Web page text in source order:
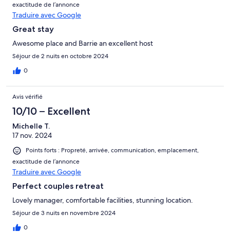
exactitude de l’annonce
Traduire avec Google
Great stay
Awesome place and Barrie an excellent host
Séjour de 2 nuits en octobre 2024
0
Avis vérifié
10/10 – Excellent
Michelle T.
17 nov. 2024
Points forts : Propreté, arrivée, communication, emplacement,
exactitude de l’annonce
Traduire avec Google
Perfect couples retreat
Lovely manager, comfortable facilities, stunning location.
Séjour de 3 nuits en novembre 2024
0